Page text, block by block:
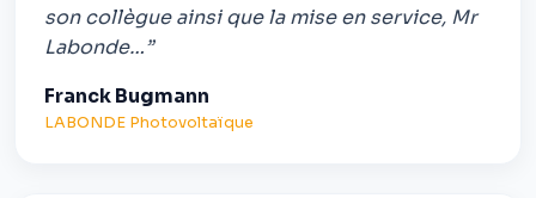
son collègue ainsi que la mise en service, Mr
Labonde…”
Franck Bugmann
LABONDE Photovoltaïque